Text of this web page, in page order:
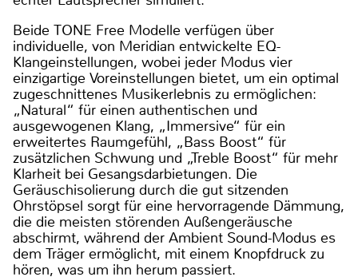
Beide TONE Free Modelle verfügen über
individuelle, von Meridian entwickelte EQ-
Klangeinstellungen, wobei jeder Modus vier
einzigartige Voreinstellungen bietet, um ein optimal
zugeschnittenes Musikerlebnis zu ermöglichen:
„Natural“ für einen authentischen und
ausgewogenen Klang, „Immersive“ für ein
erweitertes Raumgefühl, „Bass Boost“ für
zusätzlichen Schwung und „Treble Boost“ für mehr
Klarheit bei Gesangsdarbietungen. Die
Geräuschisolierung durch die gut sitzenden
Ohrstöpsel sorgt für eine hervorragende Dämmung,
die die meisten störenden Außengeräusche
abschirmt, während der Ambient Sound-Modus es
dem Träger ermöglicht, mit einem Knopfdruck zu
hören, was um ihn herum passiert.